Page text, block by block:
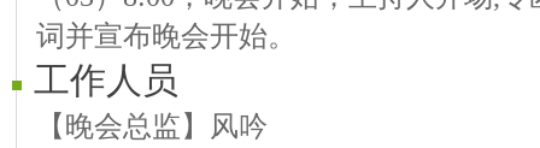
词并宣布晚会开始。
工作人员
【晚会总监】风吟